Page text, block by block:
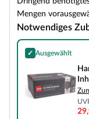
Mengen
Notwendiges
✓ Ausgewählt
Harvia Olivine